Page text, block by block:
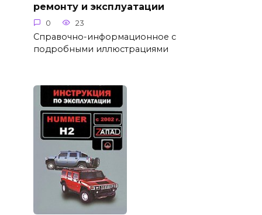
ремонту и эксплуатации
0 23
Справочно-информационное с
подробными иллюстрациями